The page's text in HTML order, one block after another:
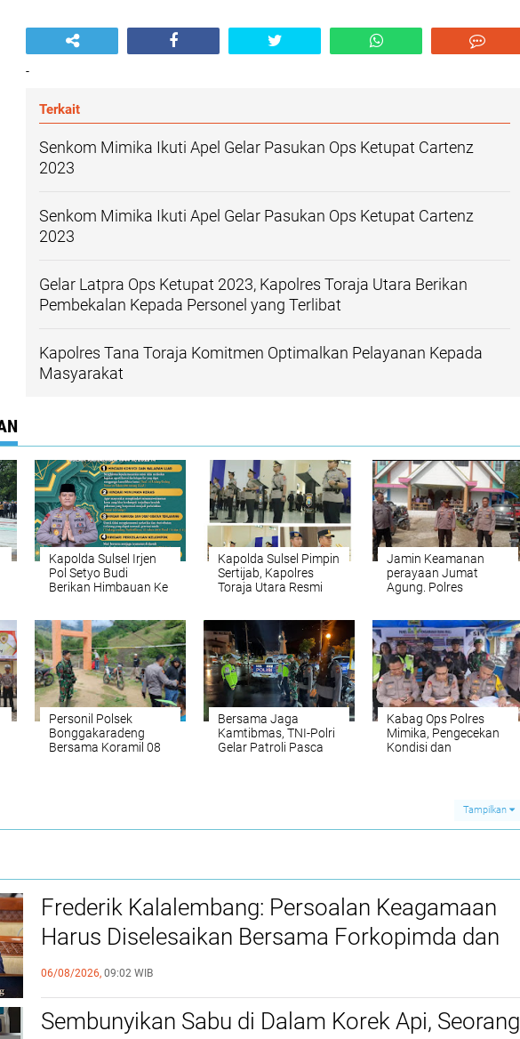
-
Terkait
Senkom Mimika Ikuti Apel Gelar Pasukan Ops Ketupat Cartenz
2023
Senkom Mimika Ikuti Apel Gelar Pasukan Ops Ketupat Cartenz
2023
Gelar Latpra Ops Ketupat 2023, Kapolres Toraja Utara Berikan
Pembekalan Kepada Personel yang Terlibat
Kapolres Tana Toraja Komitmen Optimalkan Pelayanan Kepada
Masyarakat
Kapolda Sulsel Irjen
Pol Setyo Budi
Berikan Himbauan Ke
Kapolda Sulsel Pimpin
Sertijab, Kapolres
Toraja Utara Resmi
Jamin Keamanan
perayaan Jumat
Agung. Polres
personel
Personil Polsek
Bonggakaradeng
Bersama Koramil 08
Bersama Jaga
Kamtibmas, TNI-Polri
Gelar Patroli Pasca
Kabag Ops Polres
Mimika, Pengecekan
Kondisi dan
Tampilkan
Frederik Kalalembang: Persoalan Keagamaan
Harus Diselesaikan Bersama Forkopimda dan
FKUB
06/08/2026, 09:02 WIB
Sembunyikan Sabu di Dalam Korek Api, Seorang